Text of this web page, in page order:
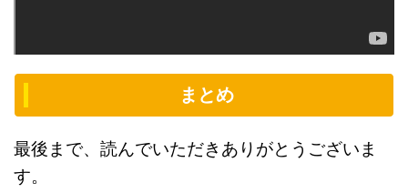
まとめ
最後まで、読んでいただきありがとうございま
す。